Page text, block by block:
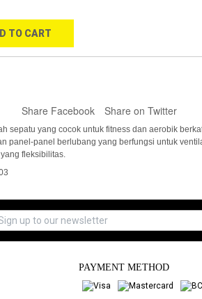
TO CART
Share Facebook Share on Twitter
sepatu yang cocok untuk fitness dan aerobik
panel-panel berlubang yang berfungsi untuk
fleksibilitas.
PAYMENT METHOD